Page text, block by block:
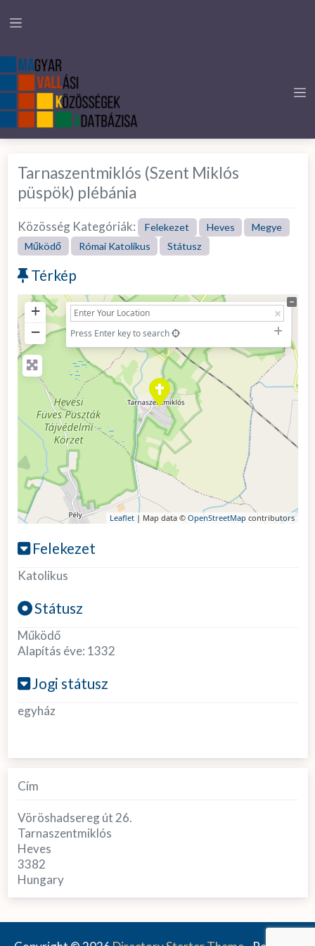
Tarnaszentmiklós (Szent Miklós
püspök) plébánia
Közösség Kategóriák: Felekezet Heves
Megye
Működő
Római Katolikus Státusz
Térkép
+
−
Press Enter key to search
Leaflet| Map data © OpenStreetMap contributors
Felekezet
Katolikus
Státusz
Működő
Alapítás éve: 1332
Jogi státusz
egyház
Cím
Vöröshadsereg út 26.
Tarnaszentmiklós
Heves
3382
Hungary